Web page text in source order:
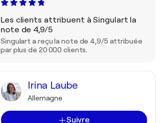
Les clients attribuent à Singulart la
note de 4,9/5
Singulart a reçu la note de 4,9/5 attribuée
par plus de 20 000 clients.
Irina Laube
Allemagne
Suivre